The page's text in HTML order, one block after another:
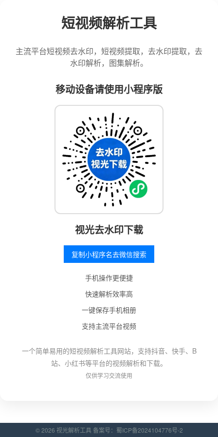
短视频解析工具
主流平台短视频去水印，短视频提取，去水印提取，去
水印解析，图集解析。
移动设备请使用小程序版
视光去水印下载
复制小程序名去微信搜索
手机操作更便捷
快速解析效率高
一键保存手机相册
支持主流平台视频
一个简单易用的短视频解析工具网站，支持抖音、快手、B
站、小红书等平台的视频解析和下载。
仅供学习交流使用
© 2026 视光解析工具 备案号： 蜀ICP备2024104776号-2